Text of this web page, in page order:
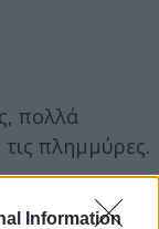
Information
πολλά
πλημμύρες.